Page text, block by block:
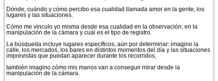
Dónde, cuándo y cómo percibo esa cualidad llamada amor en la gente, los
lugares y las situaciones.
Cómo me vinculo yo misma desde esa cualidad en la observación, en la
manipulación de la cámara y cuál es el tipo de registro.
La búsqueda incluye lugares específicos, aún por determinar: imagino la
calle, los mercados, los bares en distintos momentos del día y las situaciones
imprevistas que puedan aparecer durante los recorridos,
también imagino cómo mis manos van a conseguir mirar desde la
manipulación de la cámara.